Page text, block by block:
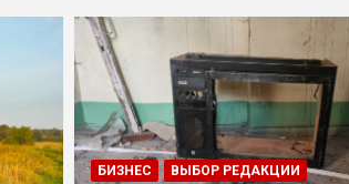
БИЗНЕС
ВЫБОР РЕДАКЦИИ